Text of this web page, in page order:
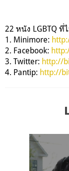
22 หนัง LGBTQ
1. Minimore:
2. Facebook:
3. Twitter: http://
4. Pantip: http://